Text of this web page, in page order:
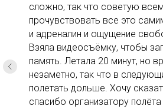
сложно, так что советую
прочувствовать все это
и адреналин и ощущение
Взяла видеосъёмку, чтобы
память. Летала 20 минут, но
незаметно, так что в
полетать дольше. Хочу
спасибо организатору